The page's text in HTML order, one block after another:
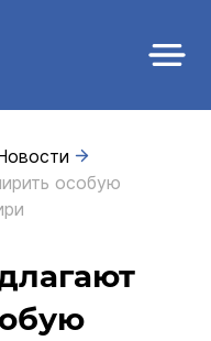
особую